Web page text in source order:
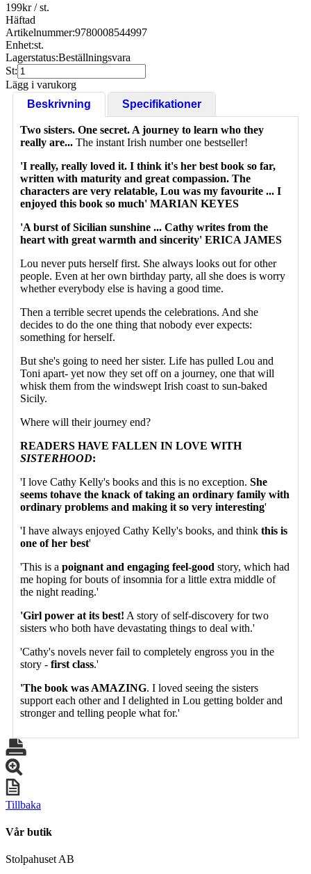
199kr/ st.
Häftad
Artikelnummer:9780008544997
Enhet:st.
Lagerstatus:Beställningsvara
St:
Lägg i varukorg
Beskrivning
Specifikationer
Two sisters. One secret. A journey to learn who they
really are... The instant Irish number one bestseller!
'I really, really loved it. I think it's her best book so far,
written with maturity and great compassion. The
characters are very relatable, Lou was my favourite ... I
enjoyed this book so much' MARIAN KEYES
'A burst of Sicilian sunshine ... Cathy writes from the
heart with great warmth and sincerity' ERICA JAMES
Lou never puts herself first. She always looks out for other
people. Even at her own birthday party, all she does is worry
whether everybody else is having a good time.
Then a terrible secret upends the celebrations. And she
decides to do the one thing that nobody ever expects:
something for herself.
But she's going to need her sister. Life has pulled Lou and
Toni apart- yet now they set off on a journey, one that will
whisk them from the windswept Irish coast to sun-baked
Sicily.
Where will their journey end?
READERS HAVE FALLEN IN LOVE WITH
SISTERHOOD:
'I love Cathy Kelly's books and this is no exception. She
seems tohave the knack of taking an ordinary family with
ordinary problems and making it so very interesting'
'I have always enjoyed Cathy Kelly's books, and think this is
one of her best'
'This is a poignant and engaging feel-good story, which had
me hoping for bouts of insomnia for a little extra middle of
the night reading.'
'Girl power at its best! A story of self-discovery for two
sisters who both have devastating things to deal with.'
'Cathy's novels never fail to completely engross you in the
story - first class.'
'The book was AMAZING. I loved seeing the sisters
support each other and I delighted in Lou getting bolder and
stronger and telling people what for.'
Tillbaka
Vår butik
Stolpahuset AB